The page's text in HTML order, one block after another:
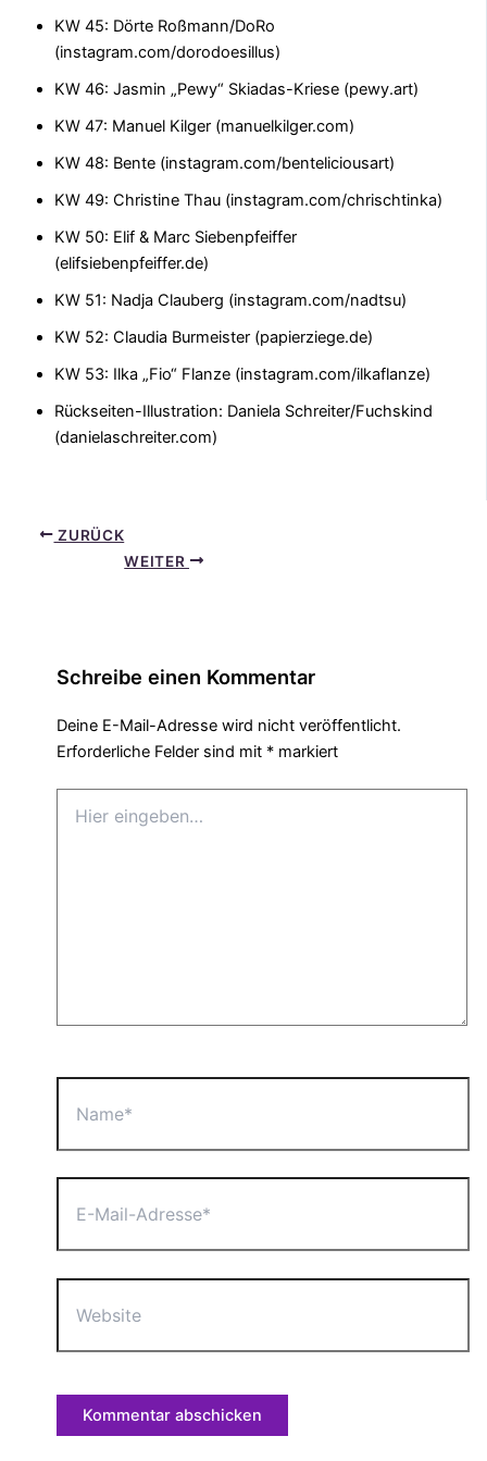
KW 45: Dörte Roßmann/DoRo
(instagram.com/dorodoesillus)
KW 46: Jasmin „Pewy“ Skiadas-Kriese (pewy.art)
KW 47: Manuel Kilger (manuelkilger.com)
KW 48: Bente (instagram.com/benteliciousart)
KW 49: Christine Thau (instagram.com/chrischtinka)
KW 50: Elif & Marc Siebenpfeiffer
(elifsiebenpfeiffer.de)
KW 51: Nadja Clauberg (instagram.com/nadtsu)
KW 52: Claudia Burmeister (papierziege.de)
KW 53: Ilka „Fio“ Flanze (instagram.com/ilkaflanze)
Rückseiten-Illustration: Daniela Schreiter/Fuchskind
(danielaschreiter.com)
ZURÜCK
WEITER
Schreibe einen Kommentar
Deine E-Mail-Adresse wird nicht veröffentlicht.
Erforderliche Felder sind mit * markiert
eingeben…
Mail-